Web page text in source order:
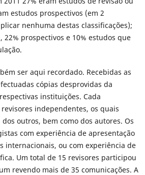
estudos prospectivos (em 2
nenhuma destas classificações);
22% prospectivos e 10% estudos que
ser aqui recordado. Recebidas as
cópias desprovidas da
instituições. Cada
independentes, os quais
outros, bem como dos autores. Os
com experiência de apresentação
internacionais, ou com experiência de
Um total de 15 revisores participou
revendo mais de 35 comunicações. A